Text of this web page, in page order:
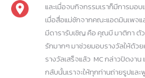
และเมื่อจบกิจกรรมเราก็มีการมอ
เมื่อสื่อแม่ชักจากคณะแอดมินเพจแ
มีดารารับเชิญ คือ คุณบี มาติกา ตั
รักมากๆ มาช่วยมอบรางวัลให้ด้ว
รางวัลเสร็จแล้ว MC กล่าวปิดงาน
กลับนั้นเราจะให้ทุกท่านถ่ายรูปแล